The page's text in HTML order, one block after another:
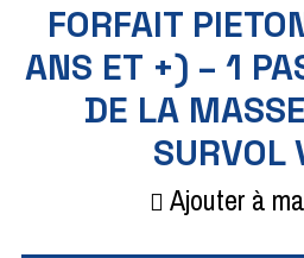
FORFAIT
ANS ET +) – 1
DE LA
SURVOL
Ajouter à